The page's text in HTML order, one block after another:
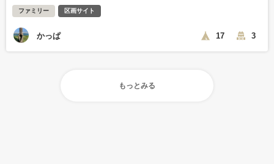
ファミリー 区画サイト
かっぱ 17 3
もっとみる